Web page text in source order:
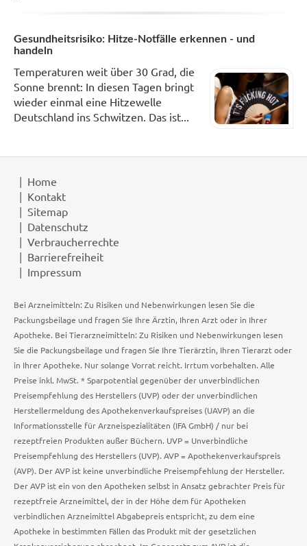
Gesundheitsrisiko: Hitze-Notfälle erkennen - und
handeln
Temperaturen weit über 30 Grad, die
Sonne brennt: In diesen Tagen bringt
wieder einmal eine Hitzewelle
Deutschland ins Schwitzen. Das ist...
Home
Kontakt
Sitemap
Datenschutz
Verbraucherrechte
Barrierefreiheit
Impressum
Bei Arzneimitteln: Zu Risiken und Nebenwirkungen lesen Sie die
Packungsbeilage und fragen Sie Ihre Ärztin, Ihren Arzt oder in Ihrer
Apotheke. Bei Tierarzneimitteln: Zu Risiken und Nebenwirkungen lesen
Sie die Packungsbeilage und fragen Sie Ihre Tierärztin, Ihren Tierarzt oder
in Ihrer Apotheke. Nur solange Vorrat reicht. Irrtum vorbehalten. Alle
Preise inkl. MwSt. * Sparpotential gegenüber der unverbindlichen
Preisempfehlung des Herstellers (UVP) oder der unverbindlichen
Herstellermeldung des Apothekenverkaufspreises (UAVP) an die
Informationsstelle für Arzneispezialitäten (IFA GmbH) / nur bei
rezeptfreien Produkten außer Büchern. UVP = Unverbindliche
Preisempfehlung des Herstellers (UVP). AVP = Apothekenverkaufspreis
(AVP). Der AVP ist keine unverbindliche Preisempfehlung der Hersteller.
Der AVP ist ein von den Apotheken selbst in Ansatz gebrachter Preis für
rezeptfreie Arzneimittel, der in der Höhe dem für Apotheken
verbindlichen Arzneimittel Abgabepreis entspricht, zu dem eine
Apotheke in bestimmten Fällen das Produkt mit der gesetzlichen